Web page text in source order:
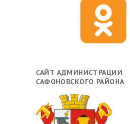
САЙТ АДМИНИСТРАЦИИ
САФОНОВСКОГО РАЙОНА